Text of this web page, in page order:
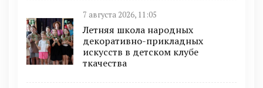
7 августа 2026, 11:05
Летняя школа народных
декоративно-прикладных
искусств в детском клубе
ткачества